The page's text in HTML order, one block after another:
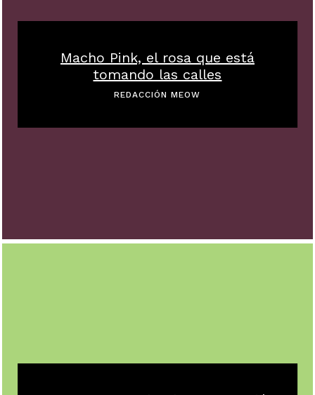
Macho Pink, el rosa que está
tomando las calles
REDACCIÓN MEOW